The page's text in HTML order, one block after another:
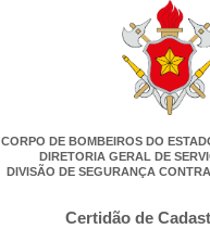
CORPO DE BOMBEIROS DO
DIRETORIA GERAL DE
DIVISÃO DE SEGURANÇA
Certidão de